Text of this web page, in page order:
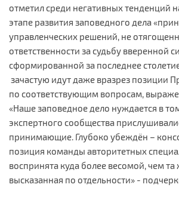
отметил среди негативных тенденций
этапе развития заповедного дела
управленческих решений, не
ответственности за судьбу вверенной
сформированной за последнее
зачастую идут даже вразрез позиции
по соответствующим вопросам,
«Наше заповедное дело нуждается в
экспертного сообщества
принимающие. Глубоко убеждён –
позиция команды авторитетных
воспринята куда более весомой, чем
высказанная по отдельности» -